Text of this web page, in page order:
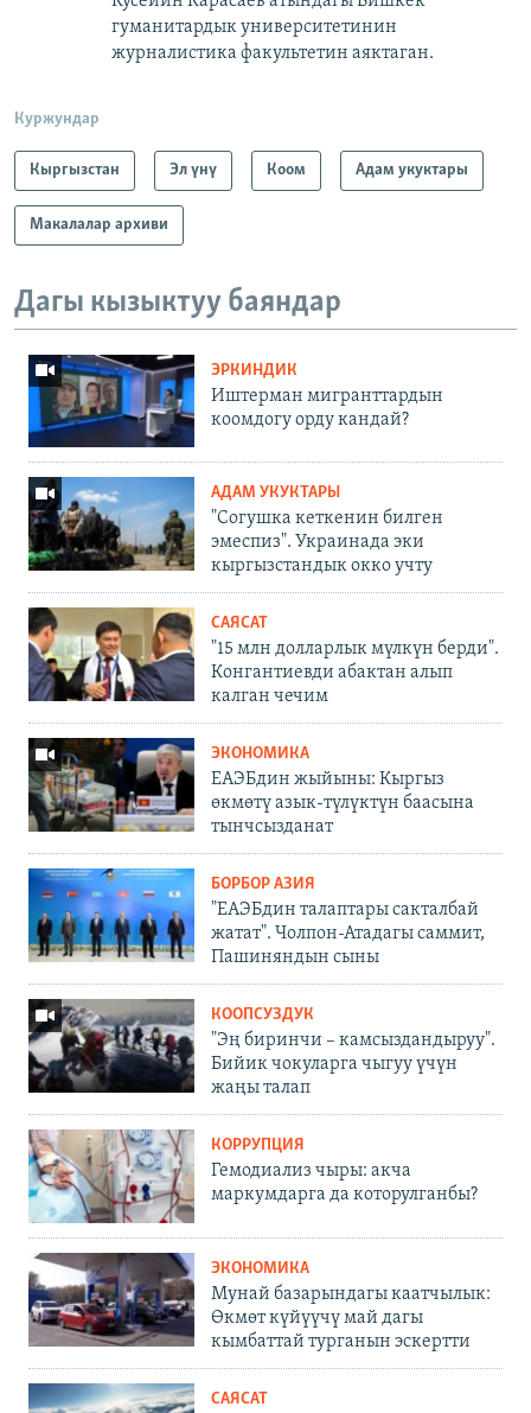
гуманитардык университетинин
журналистика факультетин аяктаган.
Куржундар
Кыргызстан Эл үнү Коом Адам укуктары
Макалалар архиви
Дагы кызыктуу баяндар
ЭРКИНДИК
Иштерман мигранттардын
коомдогу орду кандай?
АДАМ УКУКТАРЫ
"Согушка кеткенин билген
эмеспиз". Украинада эки
кыргызстандык окко учту
САЯСАТ
"15 млн долларлык мүлкүн берди".
Конгантиевди абактан алып
калган чечим
ЭКОНОМИКА
ЕАЭБдин жыйыны: Кыргыз
өкмөтү азык-түлүктүн баасына
тынчсызданат
БОРБОР АЗИЯ
"ЕАЭБдин талаптары сакталбай
жатат". Чолпон-Атадагы саммит,
Пашиняндын сыны
КООПСУЗДУК
"Эң биринчи – камсыздандыруу".
Бийик чокуларга чыгуу үчүн
жаңы талап
КОРРУПЦИЯ
Гемодиализ чыры: акча
маркумдарга да которулганбы?
ЭКОНОМИКА
Мунай базарындагы каатчылык:
Өкмөт күйүүчү май дагы
кымбаттай турганын эскертти
САЯСАТ